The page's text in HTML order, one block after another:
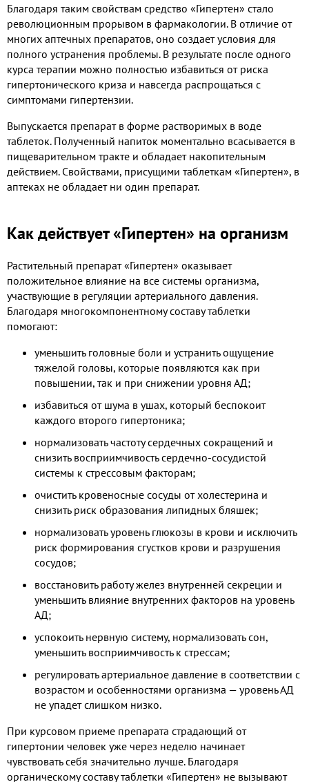
Благодаря таким свойствам средство «Гипертен» стало
революционным прорывом в фармакологии. В отличие от
многих аптечных препаратов, оно создает условия для
полного устранения проблемы. В результате после одного
курса терапии можно полностью избавиться от риска
гипертонического криза и навсегда распрощаться с
симптомами гипертензии.
Выпускается препарат в форме растворимых в воде
таблеток. Полученный напиток моментально всасывается в
пищеварительном тракте и обладает накопительным
действием. Свойствами, присущими таблеткам «Гипертен», в
аптеках не обладает ни один препарат.
Как действует «Гипертен» на организм
Растительный препарат «Гипертен» оказывает
положительное влияние на все системы организма,
участвующие в регуляции артериального давления.
Благодаря многокомпонентному составу таблетки
помогают:
уменьшить головные боли и устранить ощущение
тяжелой головы, которые появляются как при
повышении, так и при снижении уровня АД;
избавиться от шума в ушах, который беспокоит
каждого второго гипертоника;
нормализовать частоту сердечных сокращений и
снизить восприимчивость сердечно-сосудистой
системы к стрессовым факторам;
очистить кровеносные сосуды от холестерина и
снизить риск образования липидных бляшек;
нормализовать уровень глюкозы в крови и исключить
риск формирования сгустков крови и разрушения
сосудов;
восстановить работу желез внутренней секреции и
уменьшить влияние внутренних факторов на уровень
АД;
успокоить нервную систему, нормализовать сон,
уменьшить восприимчивость к стрессам;
регулировать артериальное давление в соответствии с
возрастом и особенностями организма — уровень АД
не упадет слишком низко.
При курсовом приеме препарата страдающий от
гипертонии человек уже через неделю начинает
чувствовать себя значительно лучше. Благодаря
органическому составу таблетки «Гипертен» не вызывают